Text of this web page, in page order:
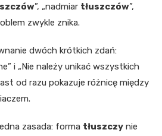
”, „nadmiar tłuszczów”,
zwykle znika.
dwóch krótkich zdań:
i „Nie należy unikać wszystkich
od razu pokazuje różnicę między
zasada: forma tłuszczy nie